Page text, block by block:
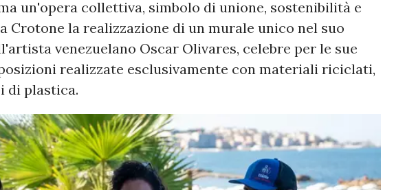
un'opera collettiva, simbolo di unione, sostenibilità e
Crotone la realizzazione di un murale unico nel suo
venezuelano Oscar Olivares, celebre per le sue
realizzate esclusivamente con materiali riciclati,
di plastica.